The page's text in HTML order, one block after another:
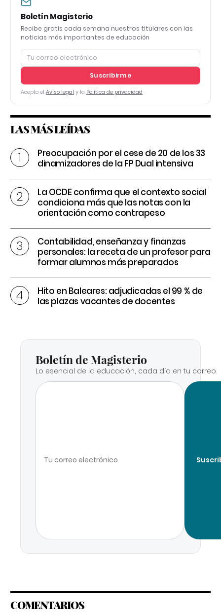
Boletín Magisterio
Recibe gratis cada semana nuestros titulares con las
noticias más importantes de educación
Suscribirme
Acepto el Aviso legal y la Política de privacidad
LAS MÁS LEÍDAS
Preocupación por el cese de 20 de los 33
dinamizadores de la FP Dual intensiva
La OCDE confirma que el contexto social
condiciona más que las notas con la
orientación como contrapeso
Contabilidad, enseñanza y finanzas
personales: la receta de un profesor para
formar alumnos más preparados
Hito en Baleares: adjudicadas el 99 % de
las plazas vacantes de docentes
Boletín de Magisterio
Lo esencial de la educación, cada día en tu correo.
COMENTARIOS